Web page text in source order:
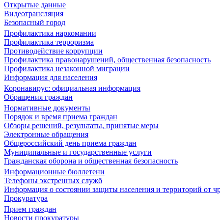
Открытые данные
Видеотрансляция
Безопасный город
Профилактика наркомании
Профилактика терроризма
Противодействие коррупции
Профилактика правонарушений, общественная безопасность
Профилактика незаконной миграции
Информация для населения
Коронавирус: официальная информация
Обращения граждан
Нормативные документы
Порядок и время приема граждан
Обзоры решений, результаты, принятые меры
Электронные обращения
Общероссийский день приема граждан
Муниципальные и государственные услуги
Гражданская оборона и общественная безопасность
Информационные бюллетени
Телефоны экстренных служб
Информация о состоянии защиты населения и территорий от
Прокуратура
Прием граждан
Новости прокуратуры